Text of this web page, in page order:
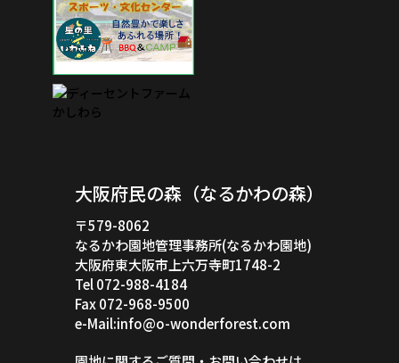
大阪府民の森（なるかわの森）
〒579-8062
なるかわ園地管理事務所(なるかわ園地)
大阪府東大阪市上六万寺町1748-2
Tel 072-988-4184
Fax 072-968-9500
e-Mail:info@o-wonderforest.com